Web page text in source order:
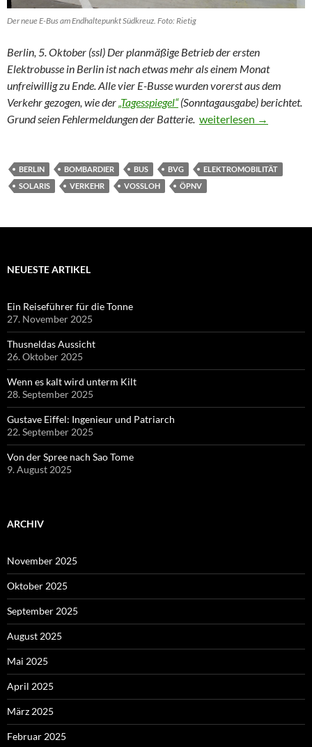
Der neue E-Bus am Endhaltepunkt Südkreuz. Foto: Rietig
Berlin, 5. Oktober (ssl) Der planmäßige Betrieb der ersten
Elektrobusse in Berlin ist nach etwas mehr als einem Monat
unfreiwillig zu Ende. Alle vier E-Busse wurden vorerst aus dem
Verkehr gezogen, wie der„Tagesspiegel“(Sonntagausgabe) berichtet.
Grund seien Fehlermeldungen der Batterie. Berliner E-Busse
weiterlesen →
BERLIN BOMBARDIER BUS BVG
ELEKTROMOBILITÄT
SOLARIS
VERKEHR VOSSLOH ÖPNV
NEUESTE ARTIKEL
Ein Reiseführer für die Tonne
27. November 2025
Thusneldas Aussicht
26. Oktober 2025
Wenn es kalt wird unterm Kilt
28. September 2025
Gustave Eiffel: Ingenieur und Patriarch
22. September 2025
Von der Spree nach Sao Tome
9. August 2025
ARCHIV
November 2025
Oktober 2025
September 2025
August 2025
Mai 2025
April 2025
März 2025
Februar 2025